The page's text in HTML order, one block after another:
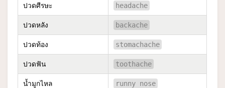
ปวดศีรษะ headache
ปวดหลัง backache
ปวดท้อง stomachache
ปวดฟัน toothache
น้ำมูกไหล runny nose